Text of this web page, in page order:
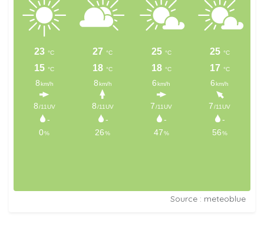
Source : meteoblue